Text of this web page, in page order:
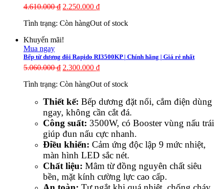
4.610.000₫ 2.250.000 ₫
Tình trạng: Còn hàngOut of stock
Khuyến mãi!
Mua ngay
Bếp từ dương đôi Rapido RI3500KP | Chính hãng | Giá rẻ nhất
5.060.000₫ 2.300.000 ₫
Tình trạng: Còn hàngOut of stock
Thiết kế: Bếp dương đặt nổi, cắm điện dùng
ngay, không cần cắt đá.
Công suất: 3500W, có Booster vùng nấu trái
giúp đun nấu cực nhanh.
Điều khiển: Cảm ứng độc lập 9 mức nhiệt,
màn hình LED sắc nét.
Chất liệu: Mâm từ đồng nguyên chất siêu
bền, mặt kính cường lực cao cấp.